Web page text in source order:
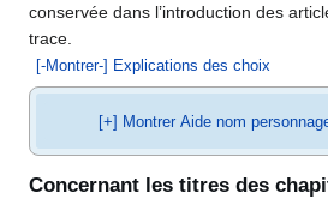
conservée dans l’introduction des
trace.
[-Montrer-] Explications des choix
[+] Montrer Aide nom
Concernant les titres des